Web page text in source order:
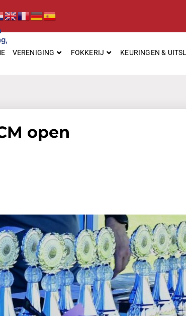
VERENIGING FOKKERIJ KEURINGEN &
open